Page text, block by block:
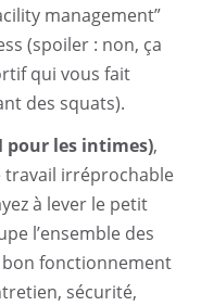
management”
(spoiler : non, ça
qui vous fait
des squats).
pour les intimes),
travail irréprochable
à lever le petit
l’ensemble des
fonctionnement
sécurité,